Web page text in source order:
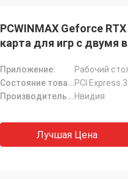
PCWINMAX Geforce
карта для игр с двумя
Приложение:
Рабочий
Состояние товара: PCI Express
Производитель чипсета: Нвидия
Лучшая Цена